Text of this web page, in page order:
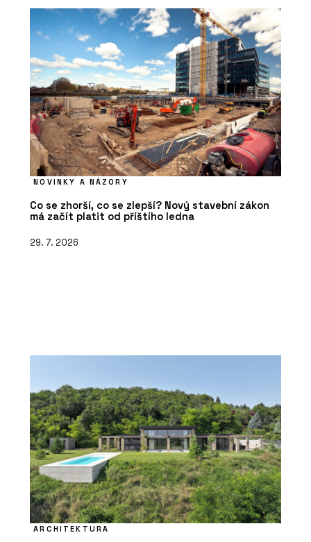
NOVINKY A NÁZORY
Co se zhorší, co se zlepší? Nový stavební zákon
má začít platit od příštího ledna
29. 7. 2026
ARCHITEKTURA